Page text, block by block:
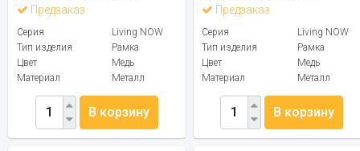
Предзаказ
Серия
Living NOW
Тип изделия
Рамка
Цвет
Медь
Материал
Металл
В корзину
Предзаказ
Серия
Living NOW
Тип изделия
Рамка
Цвет
Медь
Материал
Металл
В корзину